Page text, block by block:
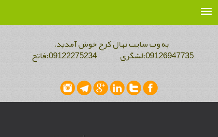
به وب سایت نهال کرج خوش آمدید.